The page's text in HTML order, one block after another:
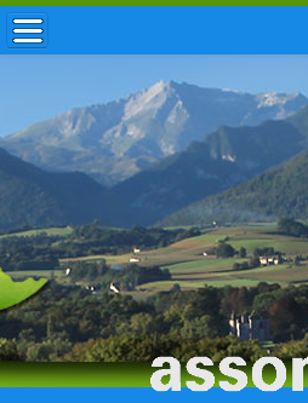
ACCUEIL / INFOS
MUNICIPALITÉ
VIE LOCALE
ENFANCE
TOURISME
HISTOIRE